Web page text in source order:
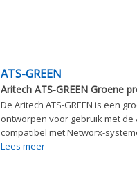
ATS-GREEN
Aritech ATS-GREEN Groene
De Aritech ATS-GREEN is een
ontworpen voor gebruik met de
compatibel met Networx-
Lees meer